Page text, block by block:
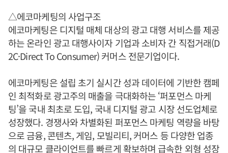
△에코마케팅의 사업구조
에코마케팅은 디지털 매체 대상의 광고 대행 서비스를 제공
하는 온라인 광고 대행사이자 기업과 소비자 간 직접거래(D
2C·Direct To Consumer) 커머스 전문기업이다.
에코마케팅은 설립 초기 실시간 성과 데이터에 기반한 캠페
인 최적화로 광고주의 매출을 극대화하는 ‘퍼포먼스 마케
팅’을 국내 최초로 도입, 국내 디지털 광고 시장 선도업체로
성장했다. 경쟁사와 차별화된 퍼포먼스 마케팅 역량을 바탕
으로 금융, 콘텐츠, 게임, 모빌리티, 커머스 등 다양한 업종
의 대규모 클라이언트를 빠르게 확보하며 급속한 외형 성장